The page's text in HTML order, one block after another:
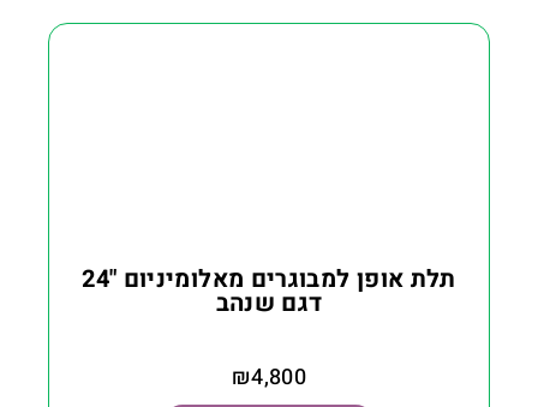
תלת אופן למבוגרים מאלומיניום "24
דגם שנהב
₪4,800